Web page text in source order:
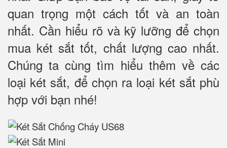
quan trọng một cách tốt và an toàn
nhất. Cần hiểu rõ và kỹ lưỡng để chọn
mua két sắt tốt, chất lượng cao nhất.
Chúng ta cùng tìm hiểu thêm về các
loại két sắt, để chọn ra loại két sắt phù
hợp với bạn nhé!